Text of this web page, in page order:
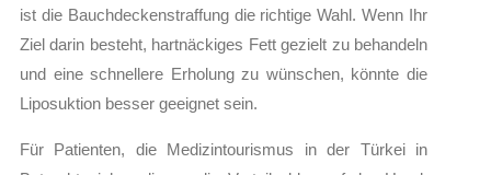
ist die Bauchdeckenstraffung die richtige Wahl. Wenn Ihr
Ziel darin besteht, hartnäckiges Fett gezielt zu behandeln
und eine schnellere Erholung zu wünschen, könnte die
Liposuktion besser geeignet sein.
Für Patienten, die Medizintourismus in der Türkei in